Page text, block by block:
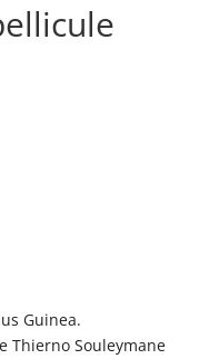
Guinea.
Thierno Souleymane